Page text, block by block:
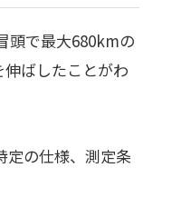
頭で最大680kmの
ばしたことがわ
定の仕様、測定条